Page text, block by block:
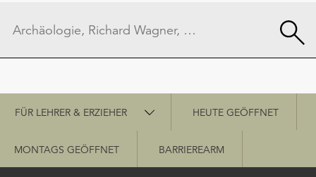
Schnellzugriff
FÜR LEHRER & ERZIEHER HEUTE GEÖFFNET
MONTAGS GEÖFFNET BARRIEREARM